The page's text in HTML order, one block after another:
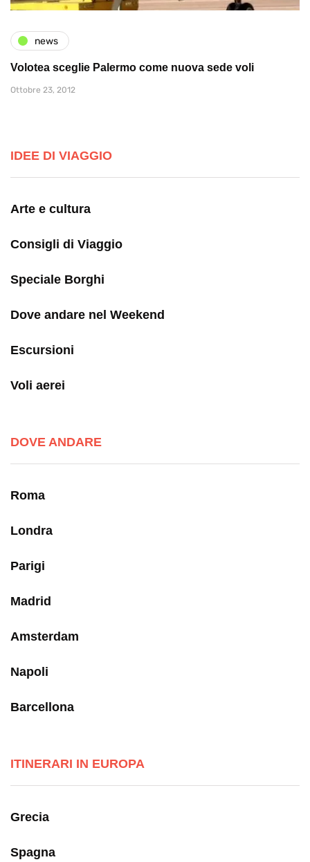
news
Volotea sceglie Palermo come nuova sede voli
Ottobre 23, 2012
IDEE DI VIAGGIO
Arte e cultura
Consigli di Viaggio
Speciale Borghi
Dove andare nel Weekend
Escursioni
Voli aerei
DOVE ANDARE
Roma
Londra
Parigi
Madrid
Amsterdam
Napoli
Barcellona
ITINERARI IN EUROPA
Grecia
Spagna